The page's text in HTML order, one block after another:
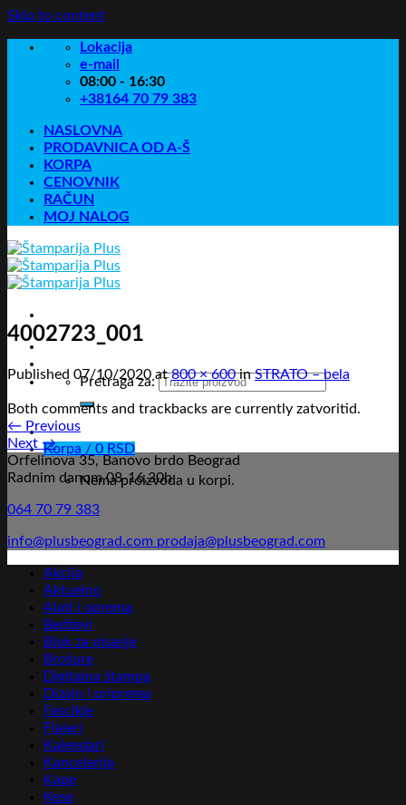
Skip to content
Lokacija
e-mail
08:00 - 16:30
+38164 70 79 383
NASLOVNA
PRODAVNICA OD A-Š
KORPA
CENOVNIK
RAČUN
MOJ NALOG
Pretraga za:
Korpa / 0 RSD
Nema proizvoda u korpi.
4002723_001
Published 07/10/2020 at800 × 600inSTRATO – bela
Both comments and trackbacks are currently zatvoritid.
← Previous
Next →
Orfelinova 35, Banovo brdo Beograd
Radnim danom 08-16,30h
064 70 79 383
info@plusbeograd.com prodaja@plusbeograd.com
Akcija
Aktuelno
Alati i oprema
Bedževi
Blok za pisanje
Brošure
Digitalna štampa
Dizajn i priprema
Fascikle
Flajeri
Kalendari
Kancelarija
Kape
Kese